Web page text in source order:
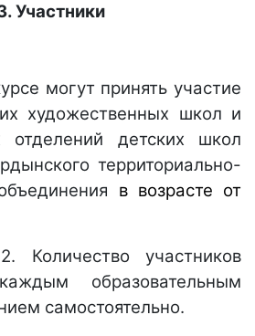
Участники
могут принять участие
художественных школ и
отделений детских школ
территориально-
в возрасте от
участников
образовательным
самостоятельно.